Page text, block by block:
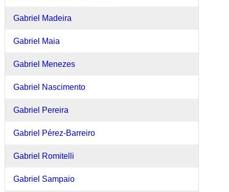
Gabriel Madeira
Gabriel Maia
Gabriel Menezes
Gabriel Nascimento
Gabriel Pereira
Gabriel Pérez-Barreiro
Gabriel Romitelli
Gabriel Sampaio